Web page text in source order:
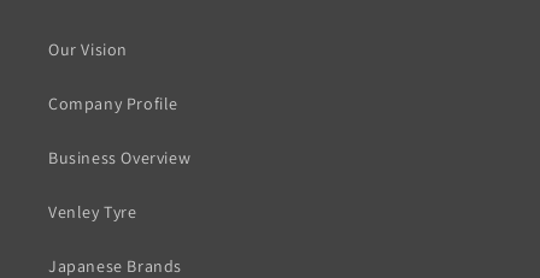
Our Vision
Company Profile
Business Overview
Venley Tyre
Japanese Brands